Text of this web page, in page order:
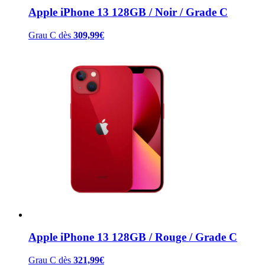
Apple iPhone 13 128GB / Noir / Grade C
Grau C dès 309,99€
Apple iPhone 13 128GB / Rouge / Grade C
Grau C dès 321,99€